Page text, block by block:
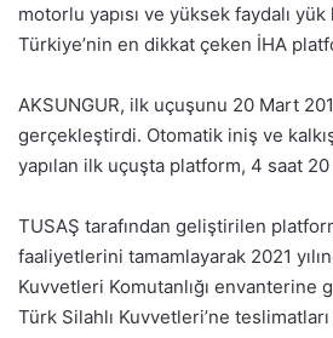
motorlu yapısı ve yüksek faydalı
Türkiye’nin en dikkat çeken İHA
AKSUNGUR, ilk uçuşunu 20 Mart
gerçekleştirdi. Otomatik iniş ve
yapılan ilk uçuşta platform, 4 saat 20
TUSAŞ tarafından geliştirilen
faaliyetlerini tamamlayarak 2021
Kuvvetleri Komutanlığı envanterine
Türk Silahlı Kuvvetleri’ne